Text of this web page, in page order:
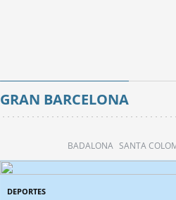
GRAN BARCELONA
BADALONA SANTA
DEPORTES